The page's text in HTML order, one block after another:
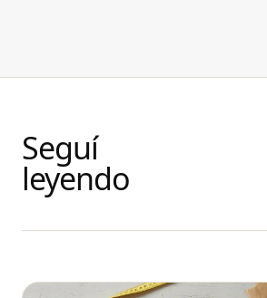
Seguí
leyendo